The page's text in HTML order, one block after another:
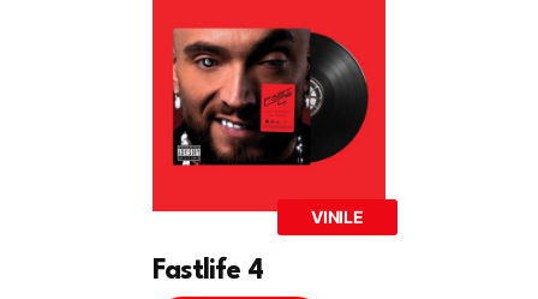
VINILE
Fastlife 4